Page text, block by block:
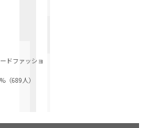
ドファッショ
（689人）